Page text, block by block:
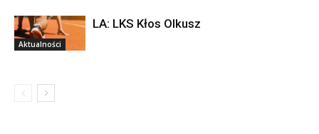
Aktualności
LA: LKS Kłos Olkusz